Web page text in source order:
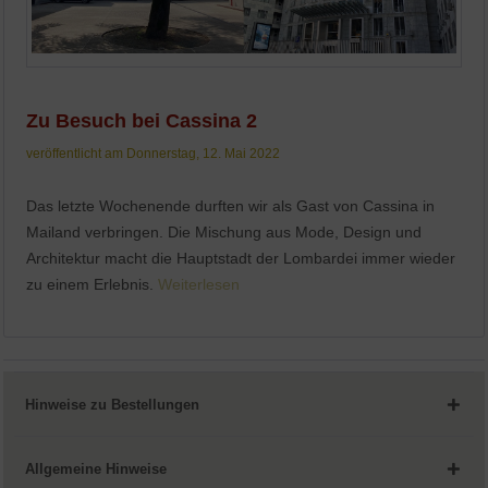
Zu Besuch bei Cassina 2
veröffentlicht am Donnerstag, 12. Mai 2022
Das letzte Wochenende durften wir als Gast von Cassina in
Mailand verbringen. Die Mischung aus Mode, Design und
Architektur macht die Hauptstadt der Lombardei immer wieder
zu einem Erlebnis.Weiterlesen
Hinweise zu Bestellungen
Allgemeine Hinweise